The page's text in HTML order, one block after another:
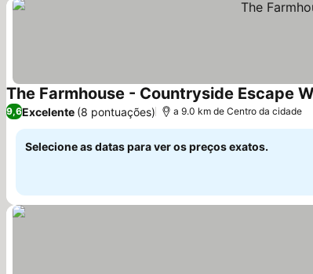
The Farmhouse - Countryside Escape
9,6Excelente (8 pontuações) a 9.0 km de Centro da cidade
Selecione as datas para ver os preços exatos.